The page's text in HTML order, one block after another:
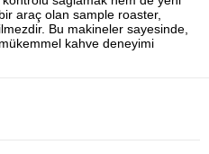
araç olan sample roaster,
Bu makineler sayesinde,
kahve deneyimi